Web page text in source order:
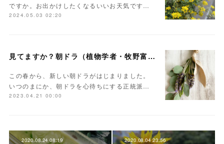
ですか。お出かけしたくなるいいお天気です…
2024.05.03 02:20
見てますか？朝ドラ（植物学者・牧野富太郎）
この春から、新しい朝ドラがはじまりました。
いつのまにか、朝ドラを心待ちにする正統派…
2023.04.21 00:00
2020.08.24 08:19 2020.08.04 23:56